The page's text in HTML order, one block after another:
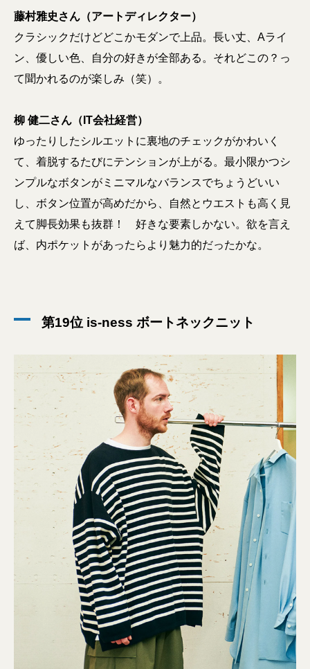
藤村雅史さん（アートディレクター）
クラシックだけどどこかモダンで上品。長い丈、Aライ
ン、優しい色、自分の好きが全部ある。それどこの？っ
て聞かれるのが楽しみ（笑）。
柳 健二さん（IT会社経営）
ゆったりしたシルエットに裏地のチェックがかわいく
て、着脱するたびにテンションが上がる。最小限かつシ
ンプルなボタンがミニマルなバランスでちょうどいい
し、ボタン位置が高めだから、自然とウエストも高く見
えて脚長効果も抜群！ 好きな要素しかない。欲を言え
ば、内ポケットがあったらより魅力的だったかな。
第19位 is-ness ボートネックニット